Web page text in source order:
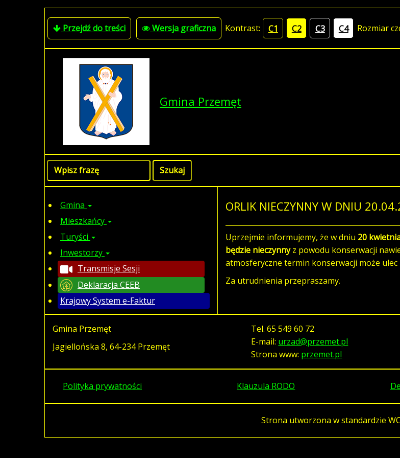
Przejdź do treści Wersja graficzna Kontrast: C1 C2 C3 C4 Rozmiar
Gmina Przemęt
Gmina
Mieszkańcy
Turyści
Inwestorzy
Transmisje Sesji
Deklaracja CEEB
Krajowy System e-Faktur
ORLIK NIECZYNNY W DNIU
Uprzejmie informujemy, że w dniu 20
będzie nieczynnyz powodu konserwacji
atmosferyczne termin konserwacji może ulec
Za utrudnienia przepraszamy.
Gmina Przemęt
Jagiellońska 8, 64-234 Przemęt
Tel.65 549 60 72
E-mail: urzad@przemet.pl
Strona www: przemet.pl
Polityka prywatności Klauzula RODO
Strona utworzona w standardzie